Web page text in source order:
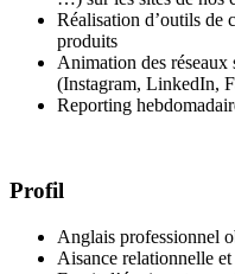
Réalisation d’outils de
produits
Animation des réseaux
(Instagram, LinkedIn,
Reporting
Profil
Anglais professionnel
Aisance relationnelle